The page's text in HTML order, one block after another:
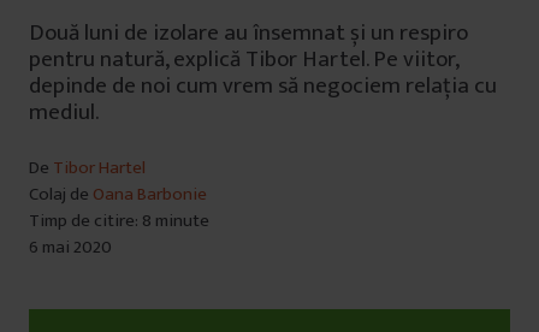
Două luni de izolare au însemnat și un respiro
pentru natură, explică Tibor Hartel. Pe viitor,
depinde de noi cum vrem să negociem relația cu
mediul.
De Tibor Hartel
Colaj de Oana Barbonie
Timp de citire: 8 minute
6 mai 2020